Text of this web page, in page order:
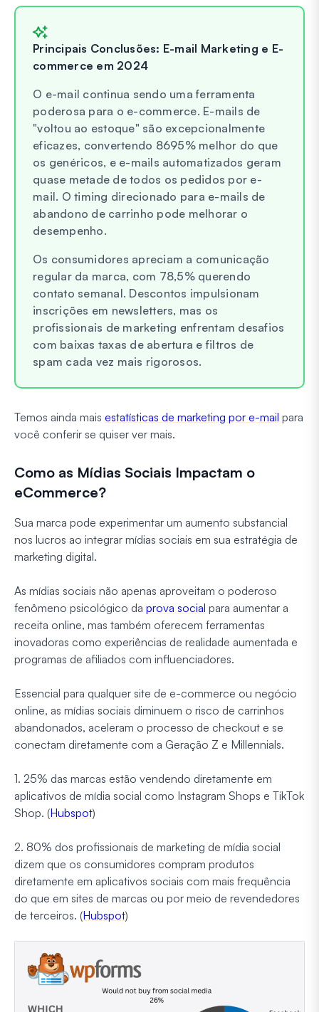
Principais Conclusões: E-mail Marketing e E-
commerce em 2024
O e-mail continua sendo uma ferramenta
poderosa para o e-commerce. E-mails de
"voltou ao estoque" são excepcionalmente
eficazes, convertendo 8695% melhor do que
os genéricos, e e-mails automatizados geram
quase metade de todos os pedidos por e-
mail. O timing direcionado para e-mails de
abandono de carrinho pode melhorar o
desempenho.
Os consumidores apreciam a comunicação
regular da marca, com 78,5% querendo
contato semanal. Descontos impulsionam
inscrições em newsletters, mas os
profissionais de marketing enfrentam desafios
com baixas taxas de abertura e filtros de
spam cada vez mais rigorosos.
Temos ainda mais estatísticas de marketing por e-mail para
você conferir se quiser ver mais.
Como as Mídias Sociais Impactam o
eCommerce?
Sua marca pode experimentar um aumento substancial
nos lucros ao integrar mídias sociais em sua estratégia de
marketing digital.
As mídias sociais não apenas aproveitam o poderoso
fenômeno psicológico da prova social para aumentar a
receita online, mas também oferecem ferramentas
inovadoras como experiências de realidade aumentada e
programas de afiliados com influenciadores.
Essencial para qualquer site de e-commerce ou negócio
online, as mídias sociais diminuem o risco de carrinhos
abandonados, aceleram o processo de checkout e se
conectam diretamente com a Geração Z e Millennials.
1. 25% das marcas estão vendendo diretamente em
aplicativos de mídia social como Instagram Shops e TikTok
Shop. (Hubspot)
2. 80% dos profissionais de marketing de mídia social
dizem que os consumidores compram produtos
diretamente em aplicativos sociais com mais frequência
do que em sites de marcas ou por meio de revendedores
de terceiros. (Hubspot)